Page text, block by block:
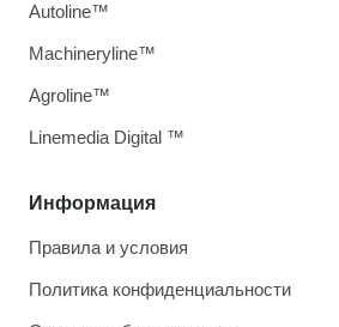
Информация
Правила и условия
Политика конфиденциальности
Autoline™
Machineryline™
Agroline™
Linemedia Digital ™